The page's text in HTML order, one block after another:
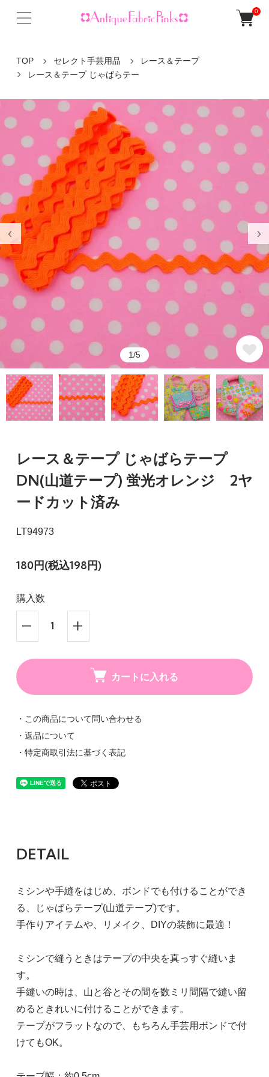
0
TOP セレクト手芸用品
レース＆テープ
レース＆テープ じゃばらテー
1/5
レース＆テープ じゃばらテープ
DN(山道テープ) 蛍光オレンジ 2ヤ
ードカット済み
LT94973
180円(税込198円)
購入数
カートに入れる
・この商品について問い合わせる
・返品について
・特定商取引法に基づく表記
DETAIL
ミシンや手縫をはじめ、ボンドでも付けることができ
る、じゃばらテープ(山道テープ)です。
手作りアイテムや、リメイク、DIYの装飾に最適！
ミシンで縫うときはテープの中央を真っすぐ縫いま
す。
手縫いの時は、山と谷とその間を数ミリ間隔で縫い留
めるときれいに付けることができます。
テープがフラットなので、もちろん手芸用ボンドで付
けてもOK。